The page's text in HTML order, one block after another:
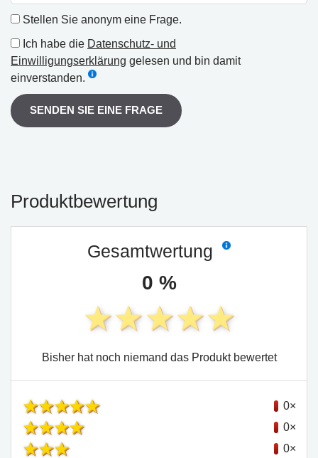
Stellen Sie anonym eine Frage.
Ich habe die Datenschutz- und
Einwilligungserklärung gelesen und bin damit
einverstanden.
SENDEN SIE EINE FRAGE
Produktbewertung
Gesamtwertung
0 %
Bisher hat noch niemand das Produkt bewertet
0×
0×
0×